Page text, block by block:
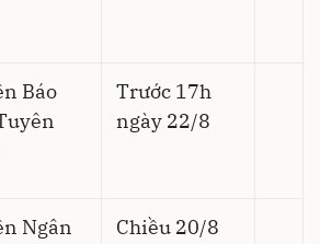
Báo
Trước 17h
ngày 22/8
Ngân
Chiều 20/8